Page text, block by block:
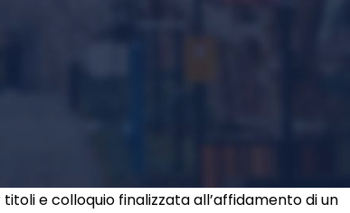
e colloquio finalizzata all’affidamento di un